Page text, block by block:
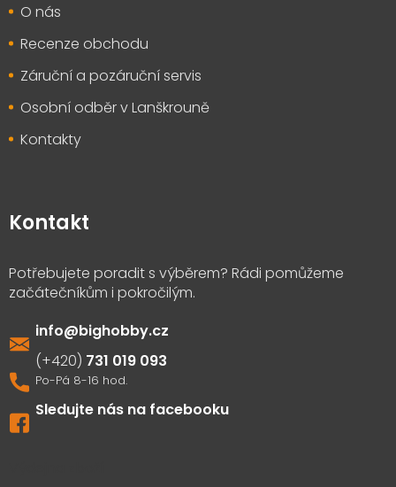
O nás
Recenze obchodu
Záruční a pozáruční servis
Osobní odběr v Lanškrouně
Kontakty
Kontakt
info@bighobby.cz
731 019 093
Sledujte nás na facebooku